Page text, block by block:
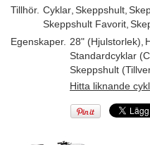
Tillhör. Cyklar Skeppshult
Skeppshult Favorit
Egenskaper. 28" (Hjulstorlek)
Standardcyklar
Skeppshult
Hitta liknande